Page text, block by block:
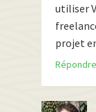
utiliser
projet
Répondre